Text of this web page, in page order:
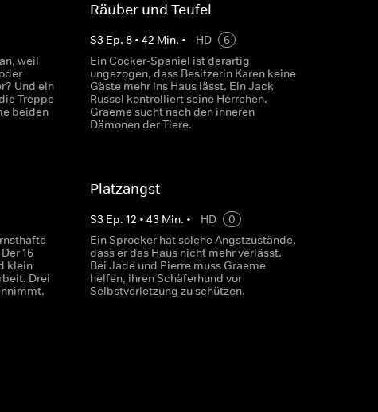
weil
Und ein
Treppe
beiden
Räuber und Teufel
S3 Ep. 8• 42 Min. • HD
6
Ein Cocker-Spaniel ist derartig
ungezogen, dass Besitzerin Karen keine
Gäste mehr ins Haus lässt. Ein Jack
Russel kontrolliert seine Herrchen.
Graeme sucht nach den inneren
Dämonen der Tiere.
16
klein
Drei
Platzangst
S3 Ep. 12 • 43 Min. • HD
0
Ein Sprocker hat solche Angstzustände,
dass er das Haus nicht mehr verlässt.
Bei Jade und Pierre muss Graeme
helfen, ihren Schäferhund vor
Selbstverletzung zu schützen.